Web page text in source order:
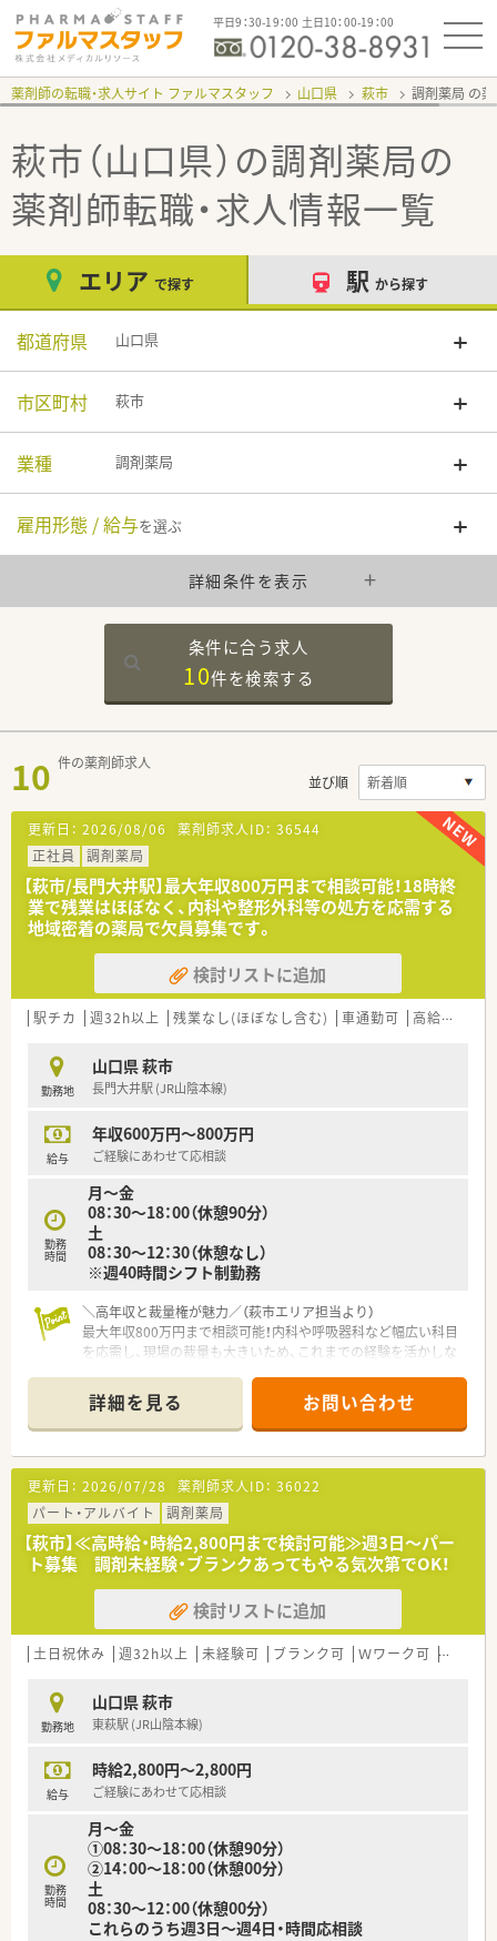
平日9：30-19：00 土日10：00-19：00
薬剤師の転職・求人サイト ファルマスタッフ 山口県 萩市 調剤薬局
萩市（山口県）の調剤薬局の
薬剤師転職・求人情報一覧
エリア で探す 駅 から探す
都道府県 山口県
市区町村 萩市
業種 調剤薬局
雇用形態 / 給与を選ぶ
詳細条件を表示
条件に合う求人
10件を検索する
10 件の薬剤師求人
並び順
更新日： 2026/08/06 薬剤師求人ID： 36544
正社員
調剤薬局
【萩市/長門大井駅】最大年収800万円まで相談可能！18時終
業で残業はほぼなく、内科や整形外科等の処方を応需する
地域密着の薬局で欠員募集です。
検討リストに追加
駅チカ 週32h以上 残業なし(ほぼなし含む) 車通勤可 高給与(600万円以上)
勤務地
山口県 萩市
長門大井駅 (JR山陰本線)
給与
年収600万円～800万円
ご経験にあわせて応相談
勤務
時間
月～金
08：30～18：00（休憩90分）
土
08：30～12：30（休憩なし）
※週40時間シフト制勤務
＼高年収と裁量権が魅力／（萩市エリア担当より）
最大年収800万円まで相談可能！内科や呼吸器科など幅広い科目
を応需し、現場の裁量も大きいため、これまでの経験を活かしな
＊------------------------------------------＊
【店舗情報と応需状況について】
■長門大井駅より徒歩7分ほどの立地にあり、マイカー通勤も可
能で毎日の通勤に大変便利な環境が整っております。
■内科や呼吸器科や循環器科や整形外科といった幅広い科目の
処方箋を応需しており、専門知識を深められる環境です。
■1日あたりの処方箋枚数は約70枚となっており、居宅の在宅医
療にも対応しながら地域に貢献している薬局です。
【募集背景と求める人物像について】
■現在ご勤務されている薬剤師の退職予定に伴い、新たなスタッ
フをお迎えするための欠員補充の募集を行っております。
■高水準の年収をご提示できるため、地域に根ざして長期的な就
業を希望される意欲的な薬剤師を歓迎しております。
組み、薬局を支えてくださる方を求めております。
【法人特徴について】
スを提供している地元に根付いた安定感のある法人です。
■近隣にグループの店舗が存在しているため、急な欠員など何か
■経営トップは遠方にいるため日々の運営に対する過度な干渉
が少なく、現場の意見が尊重される風通しの良い社風です。
詳細を見る お問い合わせ
更新日： 2026/07/28 薬剤師求人ID： 36022
パート・アルバイト
調剤薬局
【萩市】≪高時給・時給2,800円まで検討可能≫週3日～パー
ト募集 調剤未経験・ブランクあってもやる気次第でOK！
検討リストに追加
土日祝休み 週32h以上 未経験可 ブランク可 Ｗワーク可 車通勤
勤務地
山口県 萩市
東萩駅 (JR山陰本線)
給与
時給2,800円～2,800円
ご経験にあわせて応相談
勤務
時間
月～金
①08：30～18：00（休憩90分）
②14：00～18：00（休憩00分）
土
08：30～12：00（休憩00分）
これらのうち週3日～週4日・時間応相談